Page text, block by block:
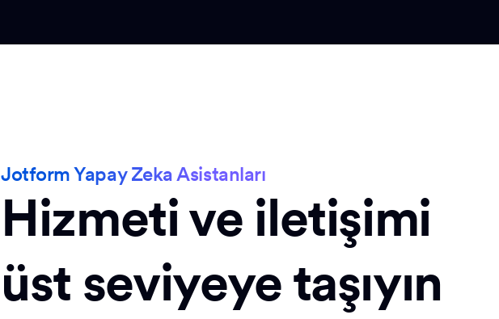
Jotform Yapay Zeka Asistanları
Hizmeti ve iletişimi
üst seviyeye taşıyın